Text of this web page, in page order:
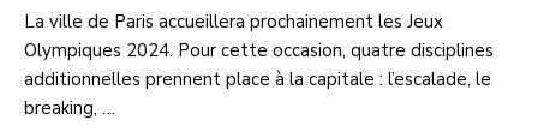
La ville de Paris accueillera prochainement les Jeux
Olympiques 2024. Pour cette occasion, quatre disciplines
additionnelles prennent place à la capitale : l’escalade, le
breaking, …